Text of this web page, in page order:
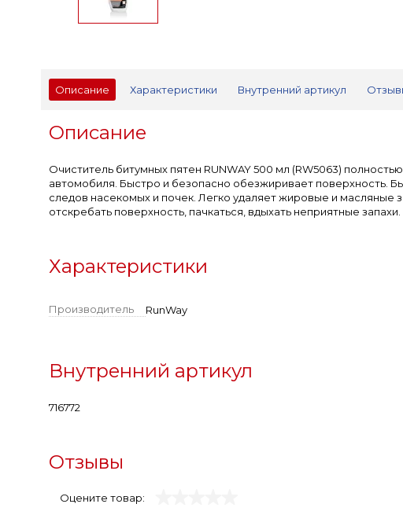
Описание Характеристики Внутренний артикул
Описание
Очиститель битумных пятен RUNWAY 500 мл (RW5063)
автомобиля. Быстро и безопасно обезжиривает поверхность.
следов насекомых и почек. Легко удаляет жировые и масляные
отскребать поверхность, пачкаться, вдыхать неприятные запахи.
Характеристики
Производитель RunWay
Внутренний артикул
716772
Отзывы
Оцените товар: